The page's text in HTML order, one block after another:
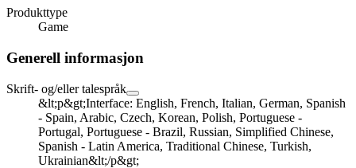
Produkttype
Game
Generell informasjon
Skrift- og/eller talespråk
&lt;p&gt;Interface: English, French, Italian, German, Spanish
- Spain, Arabic, Czech, Korean, Polish, Portuguese -
Portugal, Portuguese - Brazil, Russian, Simplified Chinese,
Spanish - Latin America, Traditional Chinese, Turkish,
Ukrainian&lt;/p&gt;